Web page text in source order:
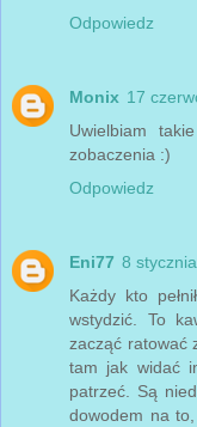
Odpowiedz
Monix 17
Uwielbiam
zobaczenia :)
Odpowiedz
Eni77 8
Każdy kto
wstydzić. To
zacząć ratować
tam jak widać
patrzeć. Są
dowodem na